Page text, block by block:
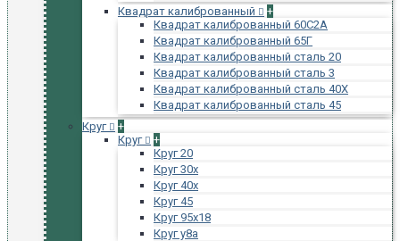
Квадрат калиброванный
+
Квадрат калиброванный 60С2А
Квадрат калиброванный 65Г
Квадрат калиброванный сталь 20
Квадрат калиброванный сталь 3
Квадрат калиброванный сталь 40Х
Квадрат калиброванный сталь 45
Круг
+
Круг
+
Круг 20
Круг 30х
Круг 40х
Круг 45
Круг 95х18
Круг у8а